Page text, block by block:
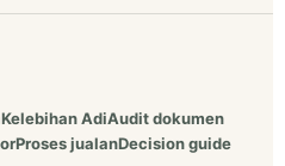
Kelebihan AdiAudit dokumen
Proses jualanDecision guide